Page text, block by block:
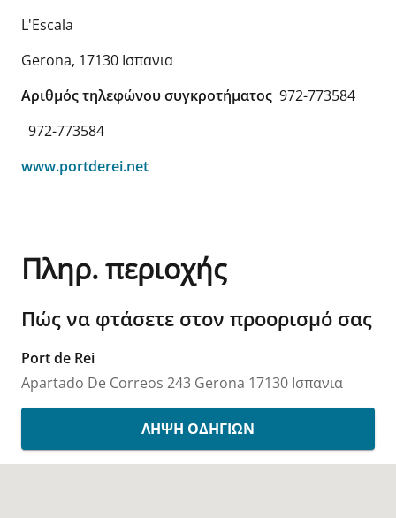
L'Escala
Gerona, 17130 Ισπανια
Αριθμός τηλεφώνου συγκροτήματος 972-773584
972-773584
www.portderei.net
Πληρ. περιοχής
Πώς να φτάσετε στον προορισμό σας
Port de Rei
Apartado De Correos 243 Gerona 17130 Ισπανια
ΛΉΨΗ ΟΔΗΓΙΏΝ